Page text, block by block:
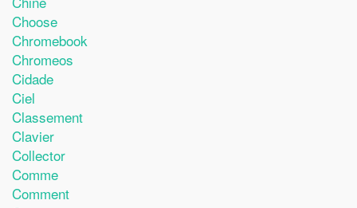
Choose
Chromebook
Chromeos
Cidade
Ciel
Classement
Clavier
Collector
Comme
Comment